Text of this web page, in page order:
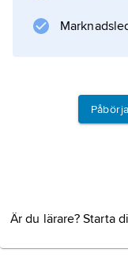
Är du lärare? Starta